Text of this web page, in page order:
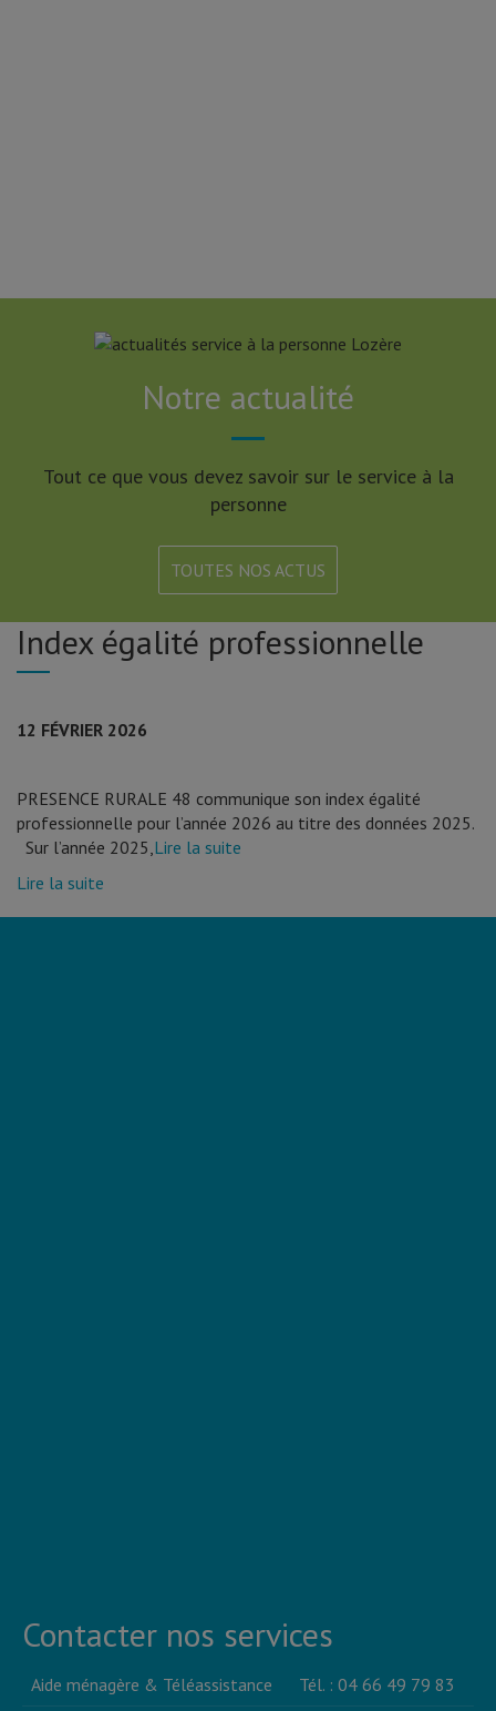
Notre actualité
Tout ce que vous devez savoir sur le service à la
personne
TOUTES NOS ACTUS
Index égalité professionnelle
12 FÉVRIER 2026
PRESENCE RURALE 48 communique son index égalité
professionnelle pour l’année 2026 au titre des données 2025.
Sur l’année 2025,Lire la suite
Lire la suite
Contacter nos services
Aide ménagère & Téléassistance
Tél. : 04 66 49 79 83